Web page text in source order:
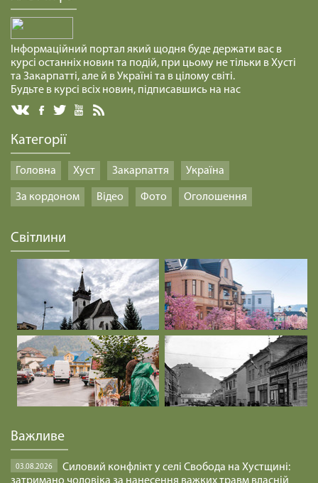
Інформаційний портал який щодня буде держати вас в
курсі останніх новин та подій, при цьому не тільки в Хусті
та Закарпатті, але й в Україні та в цілому світі.
Будьте в курсі всіх новин, підписавшись на нас
Категорії
Головна Хуст Закарпаття Україна
За кордоном Відео Фото Оголошення
Світлини
Важливе
03.08.2026
Силовий конфлікт у селі Свобода на Хустщині:
затримано чоловіка за нанесення важких травм власній